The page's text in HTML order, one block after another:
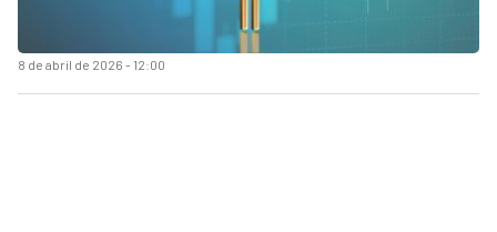
8 de abril de 2026 - 12:00